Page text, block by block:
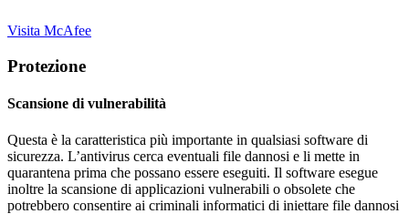
Visita McAfee
Protezione
Scansione di vulnerabilità
Questa è la caratteristica più importante in qualsiasi software di
sicurezza. L’antivirus cerca eventuali file dannosi e li mette in
quarantena prima che possano essere eseguiti. Il software esegue
inoltre la scansione di applicazioni vulnerabili o obsolete che
potrebbero consentire ai criminali informatici di iniettare file dannosi